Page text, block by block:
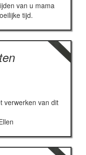
van u mama
tijd.
verwerken van dit